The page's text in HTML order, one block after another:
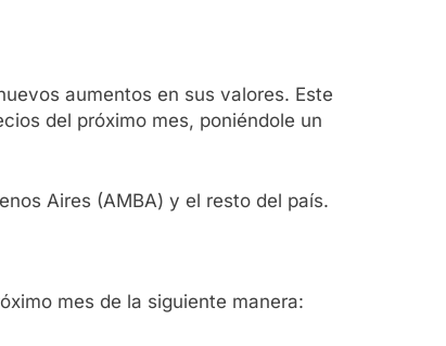
aumentos en sus valores. Este
del próximo mes, poniéndole un
Aires (AMBA) y el resto del país.
mes de la siguiente manera: